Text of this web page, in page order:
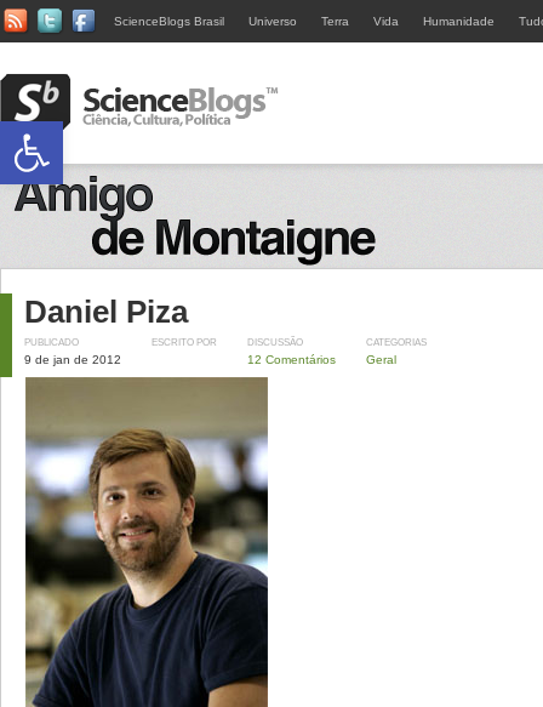
ScienceBlogs Brasil Universo Terra Vida Humanidade
Daniel Piza
PUBLICADO
9 de jan de 2012
ESCRITO POR DISCUSSÃO
12 Comentários
CATEGORIAS
Geral
Abrir a barra de ferramentas